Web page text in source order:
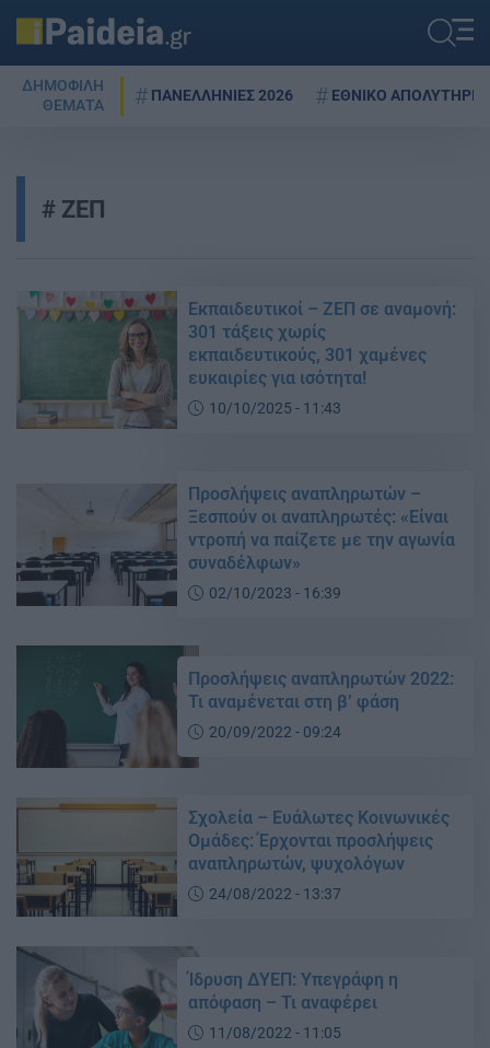
ΔΗΜΟΦΙΛΗ
ΘΕΜΑΤΑ
ΠΑΝΕΛΛΗΝΙΕΣ 2026 ΕΘΝΙΚΟ ΑΠΟΛΥΤΗΡΙΟ
ΖΕΠ
Εκπαιδευτικοί – ΖΕΠ σε αναμονή:
301 τάξεις χωρίς
εκπαιδευτικούς, 301 χαμένες
ευκαιρίες για ισότητα!
10/10/2025 - 11:43
Προσλήψεις αναπληρωτών –
Ξεσπούν οι αναπληρωτές: «Είναι
ντροπή να παίζετε με την αγωνία
συναδέλφων»
02/10/2023 - 16:39
Προσλήψεις αναπληρωτών 2022:
Τι αναμένεται στη β’ φάση
20/09/2022 - 09:24
Σχολεία – Ευάλωτες Κοινωνικές
Ομάδες: Έρχονται προσλήψεις
αναπληρωτών, ψυχολόγων
24/08/2022 - 13:37
Ίδρυση ΔΥΕΠ: Υπεγράφη η
απόφαση – Τι αναφέρει
11/08/2022 - 11:05